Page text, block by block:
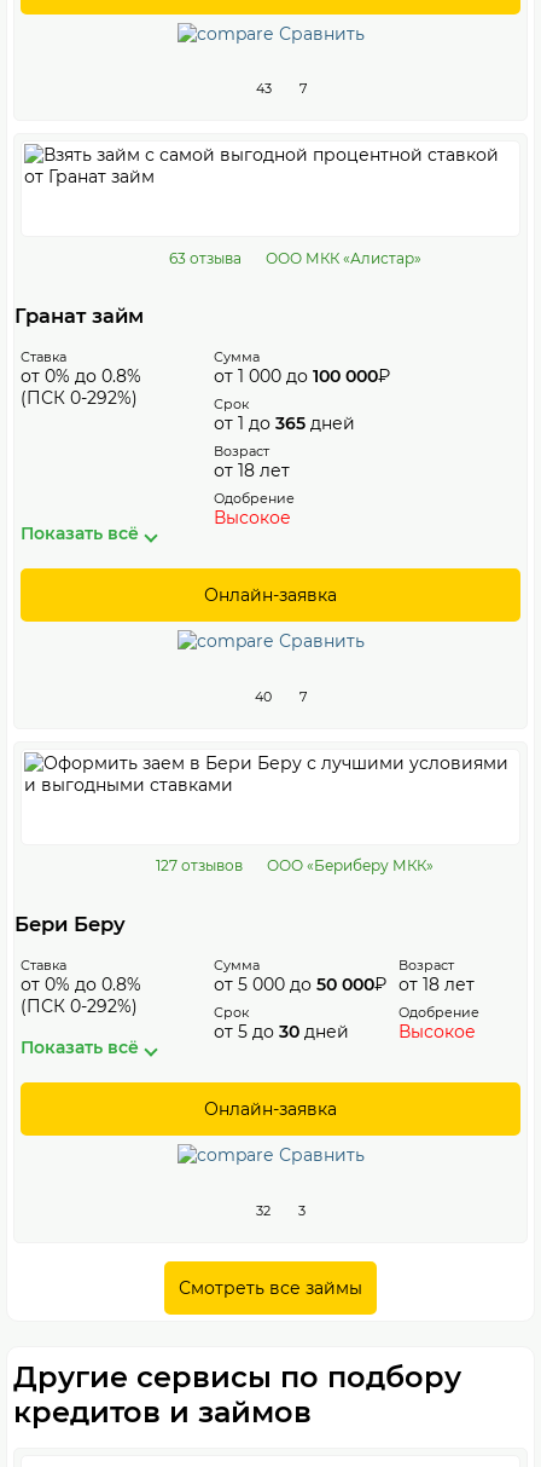
Сравнить
43 7
63 отзыва ООО МКК «Алистар»
Гранат займ
Ставка
от 0% до 0.8%
(ПСК 0-292%)
Сумма
от 1 000 до 100 000₽
Срок
от 1 до 365 дней
Возраст
от 18 лет
Одобрение
Высокое
Показать всё
Онлайн-заявка
Сравнить
40 7
127 отзывов ООО «Бериберу МКК»
Бери Беру
Ставка
от 0% до 0.8%
(ПСК 0-292%)
Сумма
от 5 000 до 50 000₽
Срок
от 5 до 30 дней
Возраст
от 18 лет
Одобрение
Высокое
Показать всё
Онлайн-заявка
Сравнить
32 3
Смотреть все займы
Другие сервисы по подбору
кредитов и займов